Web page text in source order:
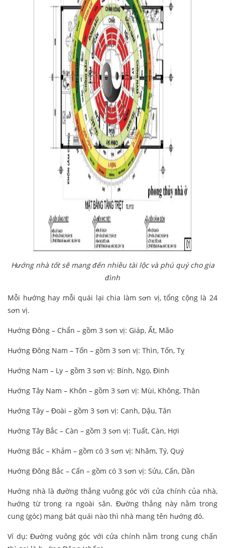
Hướng nhà tốt sẽ mang đến nhiều tài lộc và phú quý cho gia
đình
Mỗi hướng hay mỗi quái lại chia làm sơn vị, tổng cộng là 24
sơn vị.
Hướng Đông – Chẩn – gồm 3 sơn vị: Giáp, Ất, Mão
Hướng Đông Nam – Tốn – gồm 3 sơn vị: Thìn, Tốn, Tỵ
Hướng Nam – Ly – gồm 3 sơn vị: Bính, Ngọ, Đinh
Hướng Tây Nam – Khôn – gồm 3 sơn vị: Mùi, Không, Thân
Hướng Tây – Đoài – gồm 3 sơn vị: Canh, Dậu, Tân
Hướng Tây Bắc – Càn – gồm 3 sơn vị: Tuất, Càn, Hợi
Hướng Bắc – Khảm – gồm có 3 sơn vị: Nhâm, Tý, Quý
Hướng Đông Bắc – Cấn – gồm có 3 sơn vị: Sửu, Cấn, Dần
Hướng nhà là đường thẳng vuông góc với cửa chính của nhà,
hướng từ trong ra ngoài sân. Đường thẳng này nằm trong
cung (góc) mang bát quái nào thì nhà mang tên hướng đó.
Ví dụ: Đường vuông góc với cửa chính nằm trong cung chấn